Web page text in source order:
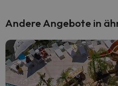
Andere Angebote in